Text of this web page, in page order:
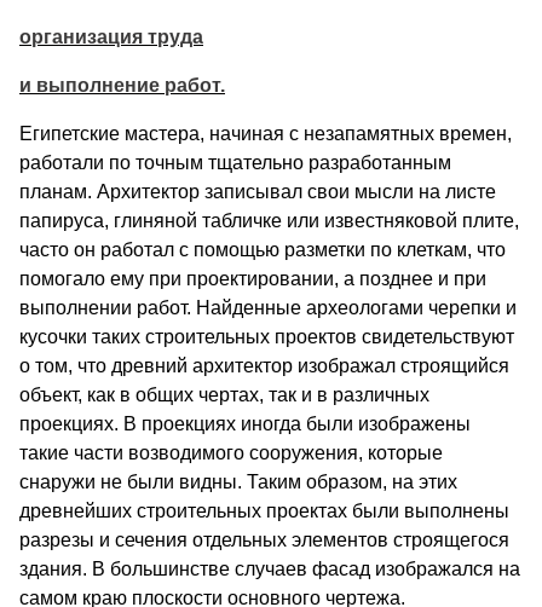
организация труда
и выполнение работ.
Египетские мастера, начиная с незапамятных вре­мен,
работали по точным тщательно разработанным
планам. Архитектор записывал свои мысли на листе
папируса, глиняной табличке или известняковой пли­те,
часто он работал с помощью разметки по клет­кам, что
помогало ему при проектировании, а позд­нее и при
выполнении работ. Найденные археоло­гами черепки и
кусочки таких строительных проек­тов свидетельствуют
о том, что древний архитектор изображал строящийся
объект, как в общих чертах, так и в различных
проекциях. В проекциях иног­да были изображены
такие части возводимого со­оружения, которые
снаружи не были видны. Таким образом, на этих
древнейших строительных про­ектах были выполнены
разрезы и сечения отдель­ных элементов строящегося
здания. В большинстве случаев фасад изображался на
самом краю плоскос­ти основного чертежа.